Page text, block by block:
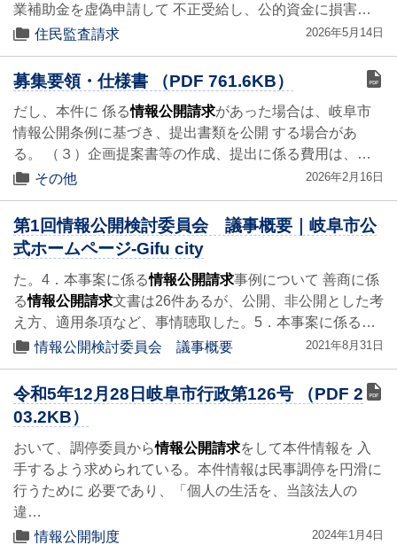
業補助金を虚偽申請して 不正受給し、公的資金に損害…
住民監査請求
2026年5月14日
募集要領・仕様書 （PDF 761.6KB）
だし、本件に 係る情報公開請求があった場合は、岐阜市
情報公開条例に基づき、提出書類を公開 する場合があ
る。 （３）企画提案書等の作成、提出に係る費用は、…
その他
2026年2月16日
第1回情報公開検討委員会 議事概要｜岐阜市公
式ホームページ-Gifu city
た。4．本事案に係る情報公開請求事例について 善商に係
る情報公開請求文書は26件あるが、公開、非公開とした考
え方、適用条項など、事情聴取した。5．本事案に係る…
情報公開検討委員会 議事概要
2021年8月31日
令和5年12月28日岐阜市行政第126号 （PDF 2
03.2KB）
おいて、調停委員から情報公開請求をして本件情報を 入
手するよう求められている。本件情報は民事調停を円滑に
行うために 必要であり、「個人の生活を、当該法人の
違…
情報公開制度
2024年1月4日